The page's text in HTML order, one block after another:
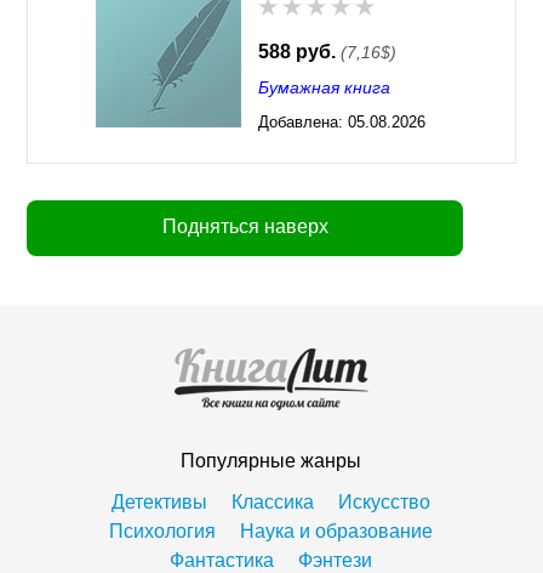
588 руб. (7,16$)
Бумажная книга
Добавлена: 05.08.2026
Подняться наверх
Популярные жанры
Детективы
Классика
Искусство
Психология
Наука и образование
Фантастика
Фэнтези